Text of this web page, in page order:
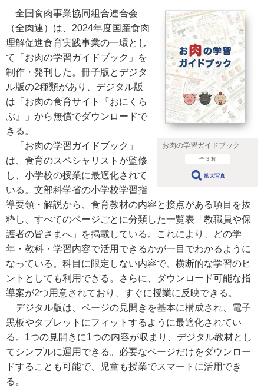
お肉の学習ガイドブック
全 3 枚
拡大写真
全国食肉事業協同組合連合会
（全肉連）は、2024年度国産食肉
理解促進食育実践事業の一環とし
て「お肉の学習ガイドブック」を
制作・発刊した。冊子版とデジタ
ル版の2種類があり、デジタル版
は「お肉の食育サイト『おにくら
ぶ』」から無償でダウンロードで
きる。
「お肉の学習ガイドブック」
は、食育のスペシャリストが監修
し、小学校の授業に最適化されて
いる。文部科学省の小学校学習指
導要領・解説から、食育教材の内容と接点がある項目を抜
粋し、すべてのページごとに分類した一覧表「教職員や保
護者の皆さまへ」を掲載している。これにより、どの学
年・教科・学習内容で活用できるかが一目でわかるように
なっている。科目に限定しない内容で、横断的な学習のヒ
ントとしても利用できる。さらに、ダウンロード可能な指
導案が2つ用意されており、すぐに授業に反映できる。
デジタル版は、ページの見開きを基本に構成され、電子
黒板やタブレットにフィットするように最適化されてい
る。1つの見開きに1つの内容が収まり、デジタル教材とし
てシンプルに運用できる。必要なページだけをダウンロー
ドすることも可能で、児童も授業でスマートに活用でき
る。